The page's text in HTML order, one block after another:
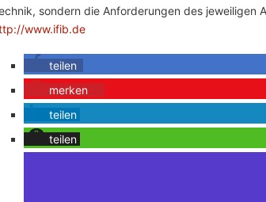
sondern die Anforderungen des jeweiligen
www.ifib.de
teilen
merken
teilen
teilen